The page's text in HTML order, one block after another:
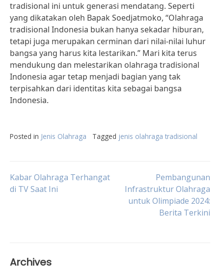
tradisional ini untuk generasi mendatang. Seperti
yang dikatakan oleh Bapak Soedjatmoko, “Olahraga
tradisional Indonesia bukan hanya sekadar hiburan,
tetapi juga merupakan cerminan dari nilai-nilai luhur
bangsa yang harus kita lestarikan.” Mari kita terus
mendukung dan melestarikan olahraga tradisional
Indonesia agar tetap menjadi bagian yang tak
terpisahkan dari identitas kita sebagai bangsa
Indonesia.
Posted in Jenis Olahraga Tagged jenis olahraga tradisional
Post
Kabar Olahraga Terhangat
di TV Saat Ini
Pembangunan
Infrastruktur Olahraga
untuk Olimpiade 2024:
Berita Terkini
Archives